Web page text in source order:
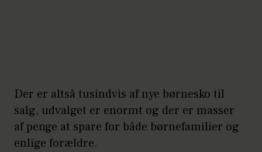
Der er altså tusindvis af nye børnesko til
salg, udvalget er enormt og der er masser
af penge at spare for både børnefamilier og
enlige forældre.